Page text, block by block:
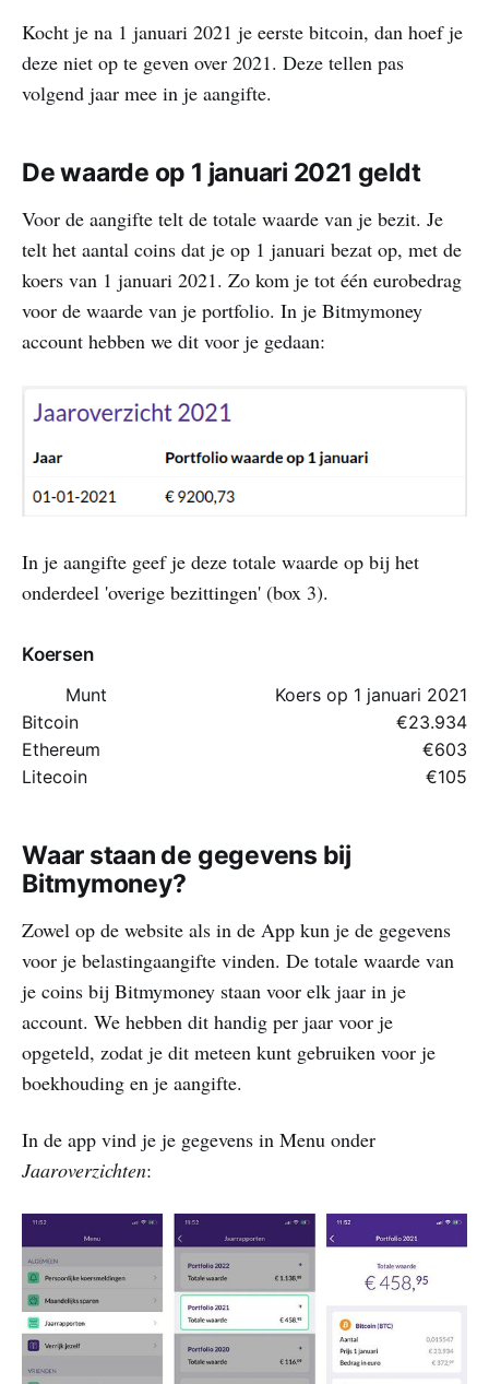
Kocht je na 1 januari 2021 je eerste bitcoin, dan hoef je
deze niet op te geven over 2021. Deze tellen pas
volgend jaar mee in je aangifte.
De waarde op 1 januari 2021 geldt
Voor de aangifte telt de totale waarde van je bezit. Je
telt het aantal coins dat je op 1 januari bezat op, met de
koers van 1 januari 2021. Zo kom je tot één eurobedrag
voor de waarde van je portfolio. In je Bitmymoney
account hebben we dit voor je gedaan:
In je aangifte geef je deze totale waarde op bij het
onderdeel 'overige bezittingen' (box 3).
Koersen
Munt
Koers op 1 januari 2021
Bitcoin
€23.934
Ethereum
€603
Litecoin
€105
Waar staan de gegevens bij
Bitmymoney?
Zowel op de website als in de App kun je de gegevens
voor je belastingaangifte vinden. De totale waarde van
je coins bij Bitmymoney staan voor elk jaar in je
account. We hebben dit handig per jaar voor je
opgeteld, zodat je dit meteen kunt gebruiken voor je
boekhouding en je aangifte.
In de app vind je je gegevens in Menu onder
Jaaroverzichten: